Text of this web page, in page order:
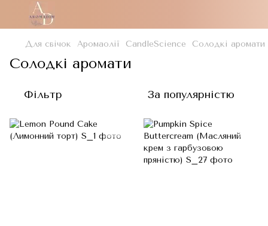
Для свічок Аромаолії CandleScience Солодкі аромати
Солодкі аромати
Фільтр За популярністю